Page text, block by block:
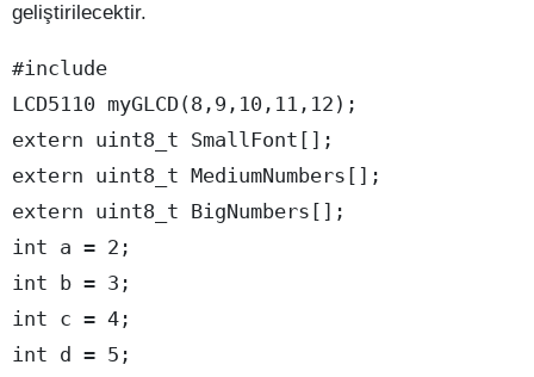
geliştirilecektir.
#include
LCD5110 myGLCD(8,9,10,11,12);
extern uint8_t SmallFont[];
extern uint8_t MediumNumbers[];
extern uint8_t BigNumbers[];
int a = 2;
int b = 3;
int c = 4;
int d = 5;